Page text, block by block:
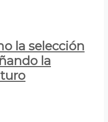
la selección
la